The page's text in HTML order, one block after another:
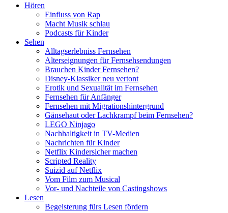
Hören
Einfluss von Rap
Macht Musik schlau
Podcasts für Kinder
Sehen
Alltagserlebniss Fernsehen
Alterseignungen für Fernsehsendungen
Brauchen Kinder Fernsehen?
Disney-Klassiker neu vertont
Erotik und Sexualität im Fernsehen
Fernsehen für Anfänger
Fernsehen mit Migrationshintergrund
Gänsehaut oder Lachkrampf beim Fernsehen?
LEGO Ninjago
Nachhaltigkeit in TV-Medien
Nachrichten für Kinder
Netflix Kindersicher machen
Scripted Reality
Suizid auf Netflix
Vom Film zum Musical
Vor- und Nachteile von Castingshows
Lesen
Begeisterung fürs Lesen fördern